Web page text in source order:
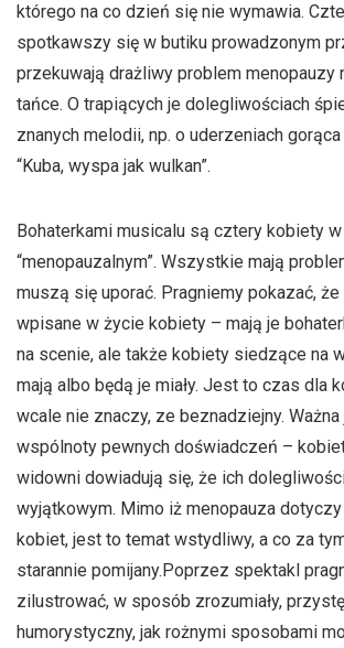
którego na co dzień się nie wymawia.
spotkawszy się w butiku prowadzonym
przekuwają drażliwy problem menopauzy
tańce. O trapiących je dolegliwościach
znanych melodii, np. o uderzeniach
“Kuba, wyspa jak wulkan”.
Bohaterkami musicalu są cztery kobiety
“menopauzalnym”. Wszystkie mają
muszą się uporać. Pragniemy pokazać,
wpisane w życie kobiety – mają je
na scenie, ale także kobiety siedzące na
mają albo będą je miały. Jest to czas dla
wcale nie znaczy, ze beznadziejny.
wspólnoty pewnych doświadczeń –
widowni dowiadują się, że ich
wyjątkowym. Mimo iż menopauza
kobiet, jest to temat wstydliwy, a co za
starannie pomijany.Poprzez spektakl
zilustrować, w sposób zrozumiały,
humorystyczny, jak rożnymi sposobami